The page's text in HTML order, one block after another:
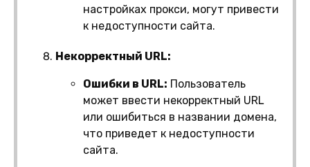
настройках прокси, могут привести
к недоступности сайта.
Некорректный URL:
Ошибки в URL: Пользователь
может ввести некорректный URL
или ошибиться в названии домена,
что приведет к недоступности
сайта.